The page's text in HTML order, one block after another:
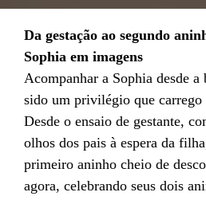
Da gestação ao segundo
Sophia em imagens
Acompanhar a Sophia desde a
sido um privilégio que
Desde o ensaio de gestante,
olhos dos pais à espera da
primeiro aninho cheio de
agora, celebrando seus dois